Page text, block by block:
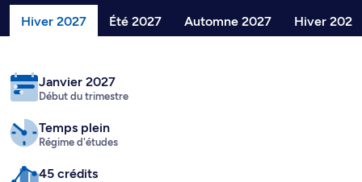
Hiver 2027 Été 2027 Automne 2027 Hiver 2028
Janvier 2027
Début du trimestre
Temps plein
Régime d'études
45 crédits